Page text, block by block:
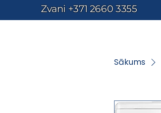
Zvani +371 2660 3355
Sākums